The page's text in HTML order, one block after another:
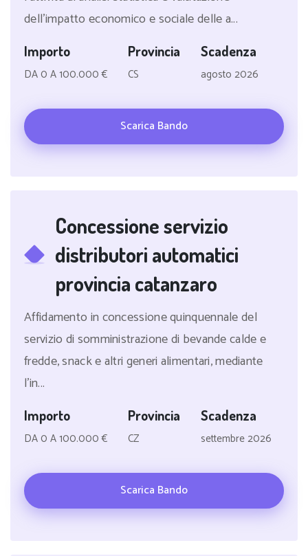
dell'impatto economico e sociale delle a...
Importo
DA 0 A 100.000 €
Provincia
CS
Scadenza
agosto 2026
Scarica Bando
Concessione servizio
distributori automatici
provincia catanzaro
Affidamento in concessione quinquennale del
servizio di somministrazione di bevande calde e
fredde, snack e altri generi alimentari, mediante
l'in...
Importo
DA 0 A 100.000 €
Provincia
CZ
Scadenza
settembre 2026
Scarica Bando